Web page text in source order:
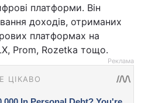
платформи. Він
доходів, отриманих
платформах на
Prom, Rozetka тощо.
Реклама